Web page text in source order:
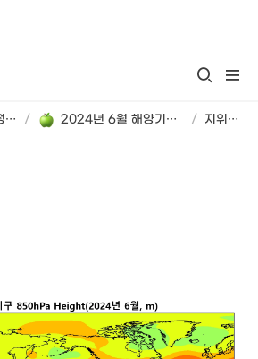
지난 해양기후 분석정보 돌아보기 / 2024년 6월 해양기후 분석정보 / 지위고도